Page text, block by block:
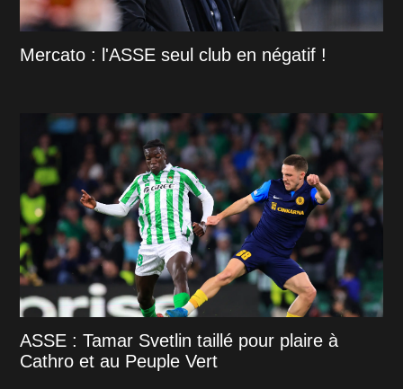
Mercato : l'ASSE seul club en négatif !
ASSE : Tamar Svetlin taillé pour plaire à
Cathro et au Peuple Vert